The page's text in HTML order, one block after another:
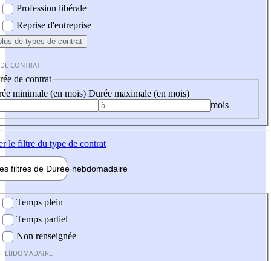
Profession libérale
Reprise d'entreprise
de types de contrat
CONTRAT
de contrat
minimale (en mois) Durée maximale (en mois)
mois
le filtre du type de contrat
filtres de Durée hebdomadaire
Temps plein
Temps partiel
Non renseignée